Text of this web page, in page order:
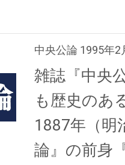
中央公論 1995年2
雑誌『中央
も歴史のあ
1887年（明
論』の前身